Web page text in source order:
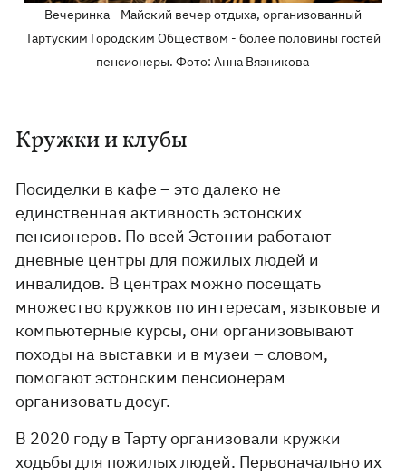
Вечеринка - Майский вечер отдыха, организованный
Тартуским Городским Обществом - более половины гостей
пенсионеры. Фото: Анна Вязникова
Кружки и клубы
Посиделки в кафе – это далеко не
единственная активность эстонских
пенсионеров. По всей Эстонии работают
дневные центры для пожилых людей и
инвалидов. В центрах можно посещать
множество кружков по интересам, языковые и
компьютерные курсы, они организовывают
походы на выставки и в музеи – словом,
помогают эстонским пенсионерам
организовать досуг.
В 2020 году в Тарту организовали кружки
ходьбы для пожилых людей. Первоначально их